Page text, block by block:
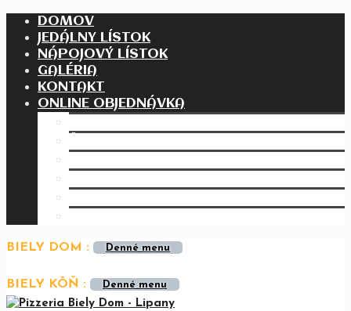
DOMOV
JEDÁLNY LÍSTOK
NÁPOJOVÝ LÍSTOK
GALÉRIA
KONTAKT
ONLINE OBJEDNÁVKA
BIELY DOM : Denné menu
BIELY KÔŇ : Denné menu